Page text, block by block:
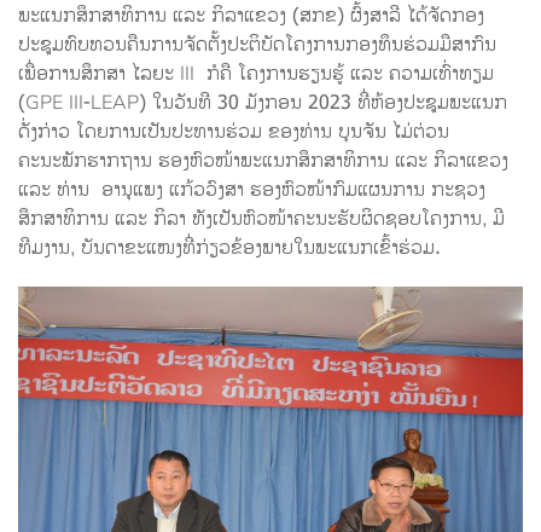
ພະແນກສຶກສາທິການ ແລະ ກິລາແຂວງ (ສກຂ) ຜົ້ງສາລີ ໄດ້ຈັດກອງ
ປະຊຸມທົບທວນຄືນການຈັດຕັ້ງປະຕິບັດໂຄງການກອງທຶນຮ່ວມມືສາກົນ
ເພື່ອການສຶກສາ ໄລຍະ III ກໍຄື ໂຄງການຮຽນຮູ້ ແລະ ຄວາມເທົ່າທຽມ
(GPE III-LEAP) ໃນວັນທີ 30 ມັງກອນ 2023 ທີ່ຫ້ອງປະຊຸມພະແນກ
ດັ່ງກ່າວ ໂດຍການເປັນປະທານຮ່ວມ ຂອງທ່ານ ບຸນຈັນ ໄມ່ຕ່ວນ
ຄະນະພັກຮາກຖານ ຮອງຫົວໜ້າພະແນກສຶກສາທິການ ແລະ ກິລາແຂວງ
ແລະ ທ່ານ ອານຸແພງ ແກ້ວວົງສາ ຮອງຫົວໜ້າກົມແຜນການ ກະຊວງ
ສຶກສາທິການ ແລະ ກິລາ ທັງເປັນຫົວໜ້າຄະນະຮັບຜິດຊອບໂຄງການ, ມີ
ທີມງານ, ບັນດາຂະແໜງທີ່ກ່ຽວຂ້ອງພາຍໃນພະແນກເຂົ້າຮ່ວມ.